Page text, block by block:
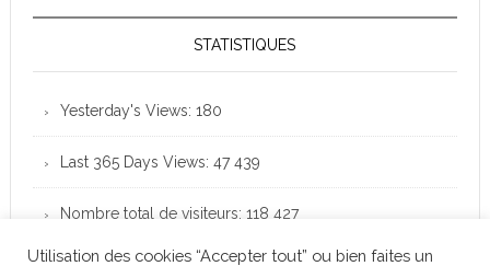
STATISTIQUES
Yesterday's Views: 180
Last 365 Days Views: 47 439
Nombre total de visiteurs: 118 427
Utilisation des cookies “Accepter tout” ou bien faites un